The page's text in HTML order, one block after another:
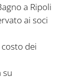
a Ripoli
ai soci
dei
su